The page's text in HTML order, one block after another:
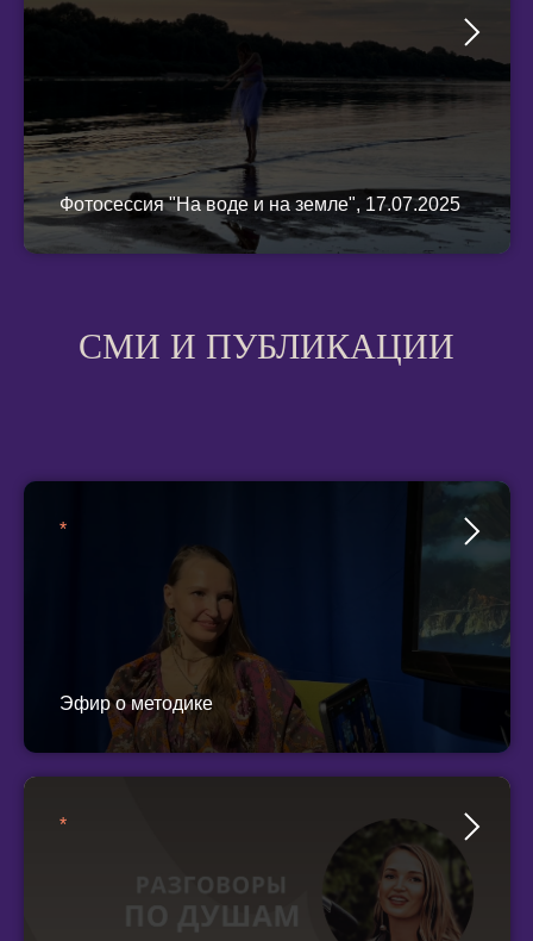
Фотосессия "На воде и на земле", 17.07.2025
СМИ И ПУБЛИКАЦИИ
*
Эфир о методике
*